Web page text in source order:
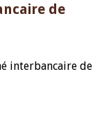
de
interbancaire de